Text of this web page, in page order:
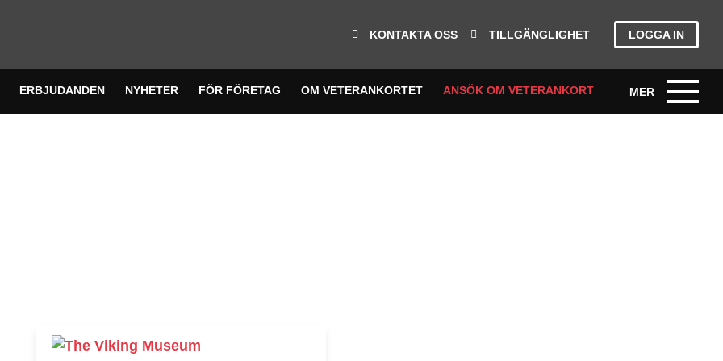
KONTAKTA OSS TILLGÄNGLIGHET LOGGA IN
ERBJUDANDEN NYHETER FÖR FÖRETAG OM VETERANKORTET ANSÖK OM VETERANKORT